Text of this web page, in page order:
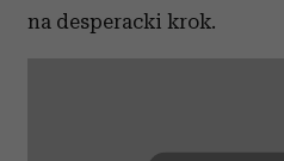
na desperacki krok.